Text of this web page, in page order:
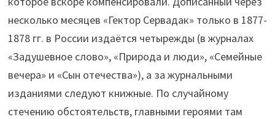
несколько месяцев «Гектор Сервадак» только в 1877-
1878 гг. в России издаётся четырежды (в журналах
«Задушевное слово», «Природа и люди», «Семейные
вечера» и «Сын отечества»), а за журнальными
изданиями следуют книжные. По случайному
стечению обстоятельств, главными героями там